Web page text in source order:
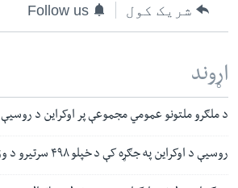
شریک کول Follow us
اړوند
د ملګرو ملتونو عمومي مجموعې پر اوکراین د روسیې
روسیې د اوکراین په جګړه کې د خپلو ۴۹۸ سرتیرو د وژل کیدو پخلی وکړ